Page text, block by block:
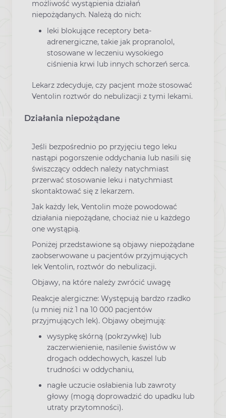
możliwość wystąpienia działań
niepożądanych. Należą do nich:
leki blokujące receptory beta-
adrenergiczne, takie jak propranolol,
stosowane w leczeniu wysokiego
ciśnienia krwi lub innych schorzeń serca.
Lekarz zdecyduje, czy pacjent może stosować
Ventolin roztwór do nebulizacji z tymi lekami.
Działania niepożądane
Jeśli bezpośrednio po przyjęciu tego leku
nastąpi pogorszenie oddychania lub nasili się
świszczący oddech należy natychmiast
przerwać stosowanie leku i natychmiast
skontaktować się z lekarzem.
Jak każdy lek, Ventolin może powodować
działania niepożądane, chociaż nie u każdego
one wystąpią.
Poniżej przedstawione są objawy niepożądane
zaobserwowane u pacjentów przyjmujących
lek Ventolin, roztwór do nebulizacji.
Objawy, na które należy zwrócić uwagę
Reakcje alergiczne: Występują bardzo rzadko
(u mniej niż 1 na 10 000 pacjentów
przyjmujących lek). Objawy obejmują:
wysypkę skórną (pokrzywkę) lub
zaczerwienienie, nasilenie świstów w
drogach oddechowych, kaszel lub
trudności w oddychaniu,
nagłe uczucie osłabienia lub zawroty
głowy (mogą doprowadzić do upadku lub
utraty przytomności).